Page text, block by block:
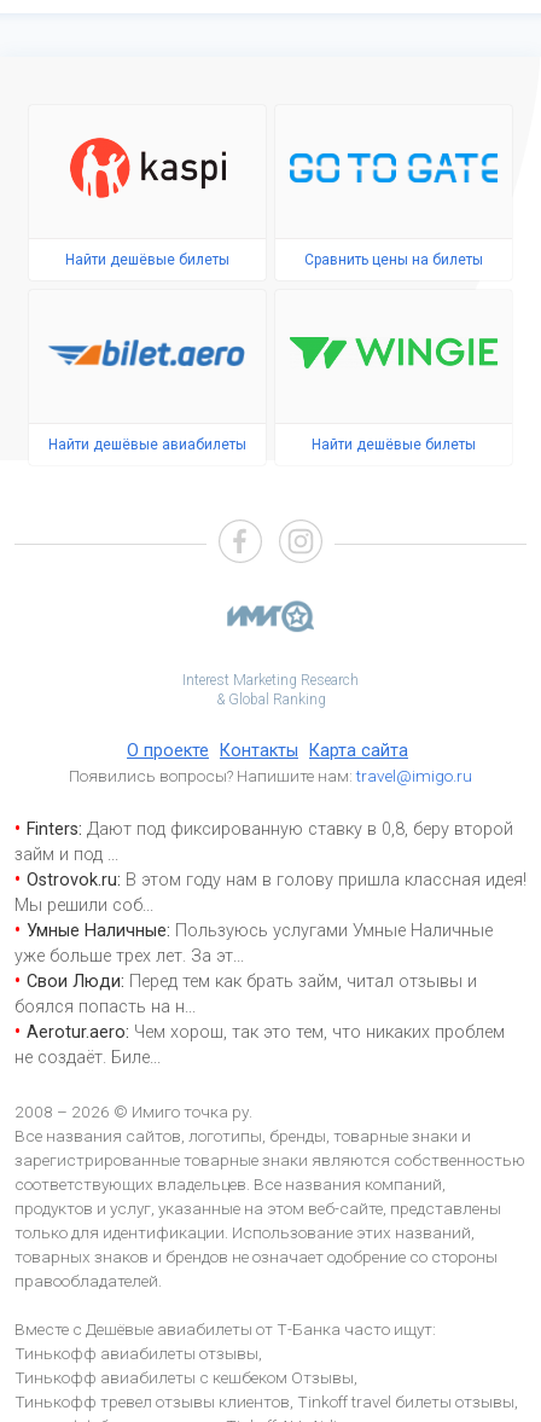
Найти дешёвые билеты Сравнить цены на билеты
Найти дешёвые авиабилеты Найти дешёвые билеты
Interest Marketing Research
& Global Ranking
О проекте Контакты Карта сайта
Появились вопросы? Напишите нам:travel@imigo.ru
Finters: Дают под фиксированную ставку в 0,8, беру второй
займ и под ...
Ostrovok.ru: В этом году нам в голову пришла классная идея!
Мы решили соб...
Умные Наличные: Пользуюсь услугами Умные Наличные
уже больше трех лет. За эт...
Свои Люди: Перед тем как брать займ, читал отзывы и
боялся попасть на н...
Aerotur.aero: Чем хорош, так это тем, что никаких проблем
не создаёт. Биле...
2008 – 2026 © Имиго точка ру.
Все названия сайтов, логотипы, бренды, товарные знаки и
зарегистрированные товарные знаки являются собственностью
соответствующих владельцев. Все названия компаний,
продуктов и услуг, указанные на этом веб-сайте, представлены
только для идентификации. Использование этих названий,
товарных знаков и брендов не означает одобрение со стороны
правообладателей.
Вместе с Дешёвые авиабилеты от Т-Банка часто ищут:
Тинькофф авиабилеты отзывы,
Тинькофф авиабилеты с кешбеком Отзывы,
Тинькофф тревел отзывы клиентов, Tinkoff travel билеты отзывы,